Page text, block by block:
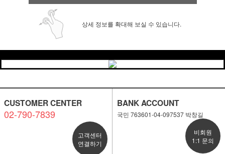
상세 정보를 확대해 보실 수 있습니다.
CUSTOMER CENTER
02-790-7839
고객센터
연결하기
BANK ACCOUNT
국민 763601-04-097537 박창길
비회원
1:1 문의